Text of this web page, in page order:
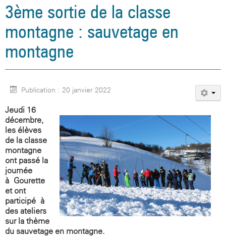
3ème sortie de la classe
montagne : sauvetage en
montagne
Publication : 20 janvier 2022
Jeudi 16
décembre,
les élèves
de la classe
montagne
ont passé la
journée
à Gourette
et ont
participé à
des ateliers
sur la thème
du sauvetage en montagne.